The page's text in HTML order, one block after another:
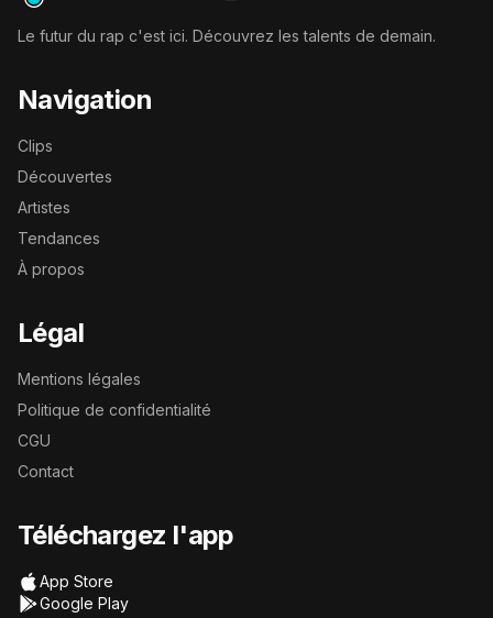
Le futur du rap c'est ici. Découvrez les talents de demain.
Navigation
Clips
Découvertes
Artistes
Tendances
À propos
Légal
Mentions légales
Politique de confidentialité
CGU
Contact
Téléchargez l'app
App Store
Google Play